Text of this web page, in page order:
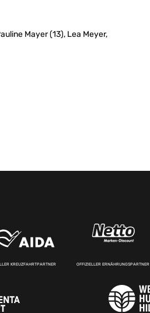
Mayer (13), Lea Meyer,
KREUZFAHRTPARTNER OFFIZIELLER ERNÄHRUNGSPARTNER